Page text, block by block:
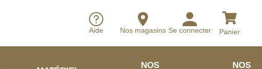
Aide Nos magasins Se connecter Panier
NOS
NOS